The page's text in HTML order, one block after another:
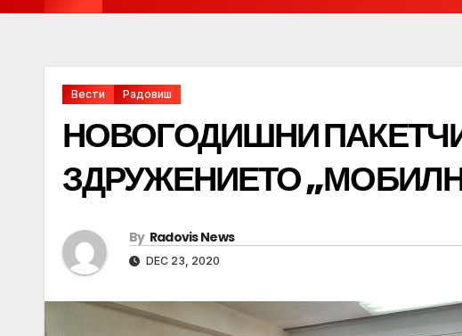
Вести Радовиш
НОВОГОДИШНИ
ЗДРУЖЕНИЕТО
By Radovis News
DEC 23, 2020